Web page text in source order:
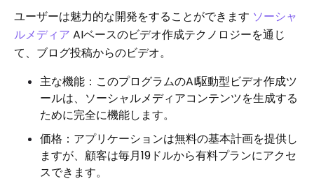
ユーザーは魅力的な開発をすることができます ソーシャ
ルメディア AIベースのビデオ作成テクノロジーを通じ
て、ブログ投稿からのビデオ。
主な機能：このプログラムのAI駆動型ビデオ作成ツ
ールは、ソーシャルメディアコンテンツを生成する
ために完全に機能します。
価格：アプリケーションは無料の基本計画を提供し
ますが、顧客は毎月19ドルから有料プランにアクセ
スできます。